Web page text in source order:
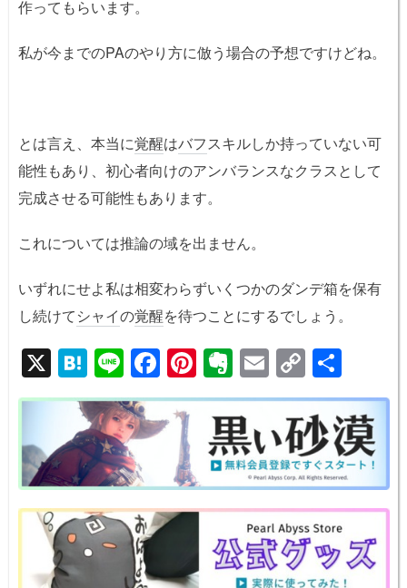
作ってもらいます。
私が今までのPAのやり方に倣う場合の予想ですけどね。
とは言え、本当に覚醒はバフスキルしか持っていない可
能性もあり、初心者向けのアンバランスなクラスとして
完成させる可能性もあります。
これについては推論の域を出ません。
いずれにせよ私は相変わらずいくつかのダンデ箱を保有
し続けてシャイの覚醒を待つことにするでしょう。
X H
at
e
n
a
Li
n
e
F
a
c
b
o
o
k
Pi
nt
er
e
st
E
v
er
n
ot
e
E
m
ail
C
o
p
y
Li
n
k
有